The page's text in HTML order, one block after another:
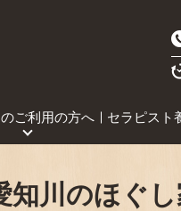
ご利用の方へ セラピスト
知川のほぐ